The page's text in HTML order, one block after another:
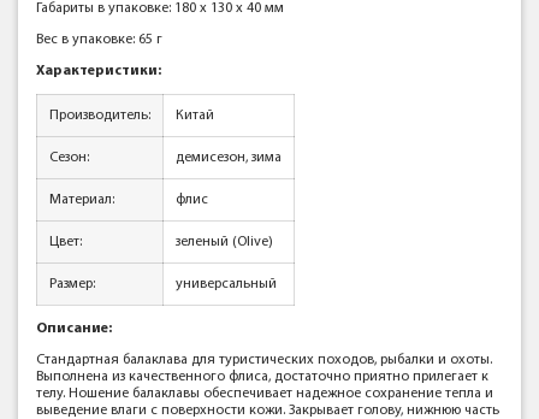
Габариты в упаковке: 180 x 130 x 40 мм
Вес в упаковке: 65 г
Характеристики:
Производитель: Китай
Сезон: демисезон, зима
Материал: флис
Цвет: зеленый (Olive)
Размер: универсальный
Описание:
Стандартная балаклава для туристических походов, рыбалки и охоты.
Выполнена из качественного флиса, достаточно приятно прилегает к
телу. Ношение балаклавы обеспечивает надежное сохранение тепла и
выведение влаги с поверхности кожи. Закрывает голову, нижнюю часть